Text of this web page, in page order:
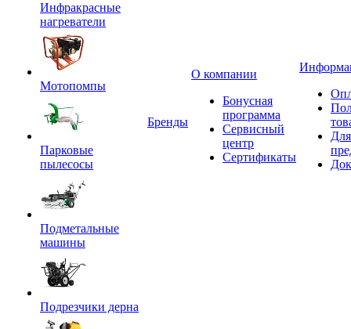
Инфракрасные
нагреватели
Мотопомпы
Парковые
пылесосы
Подметальные
машины
Подрезчики дерна
Бренды
О компании
Бонусная
программа
Сервисный
центр
Сертификаты
Для